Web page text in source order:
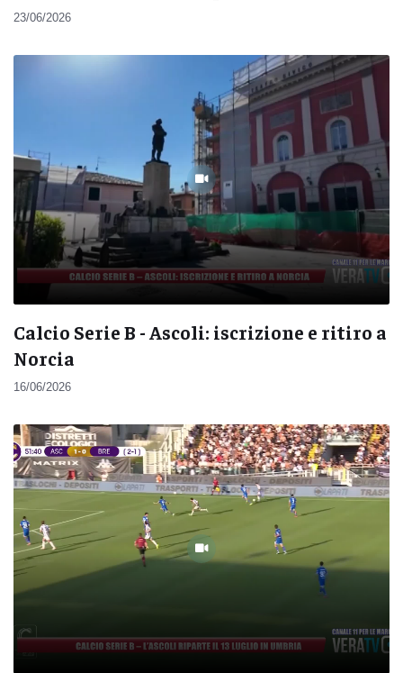
23/06/2026
Calcio Serie B - Ascoli: iscrizione e ritiro a
Norcia
16/06/2026